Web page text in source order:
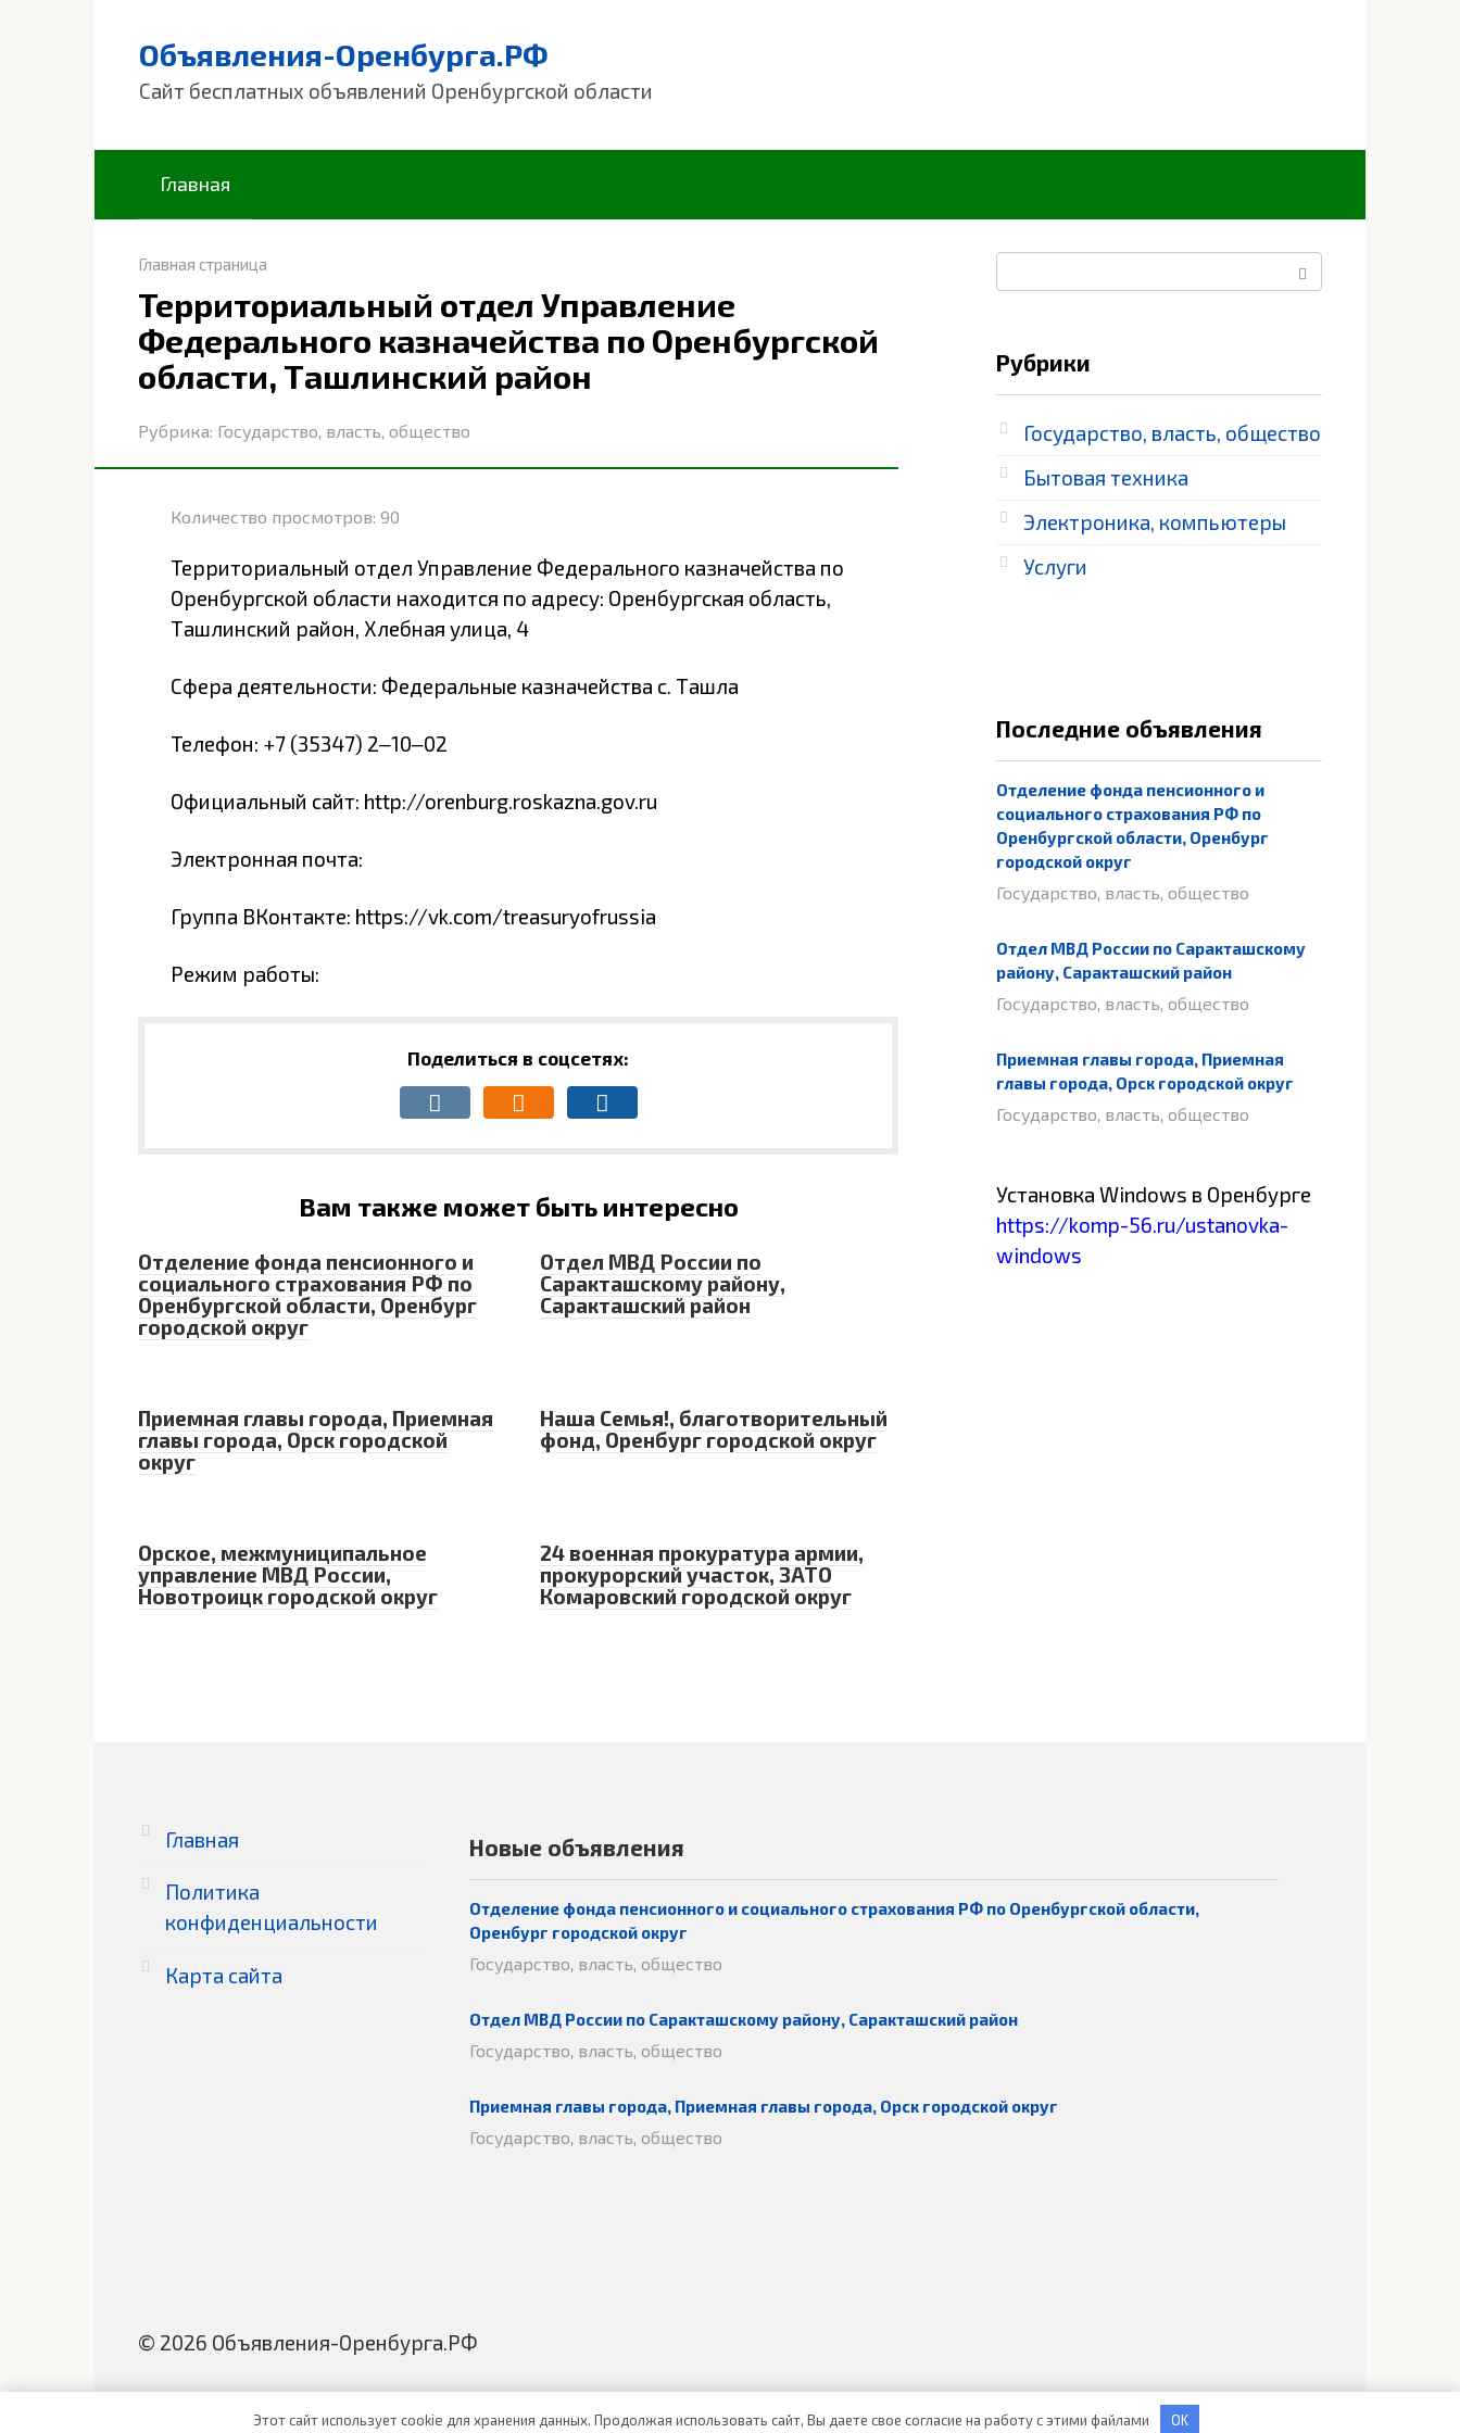
Объявления-Оренбурга.РФ
Сайт бесплатных объявлений Оренбургской области
Главная
Главная страница
Территориальный отдел Управление
Федерального казначейства по Оренбургской
области, Ташлинский район
Рубрика: Государство, власть, общество
Количество просмотров: 90
Территориальный отдел Управление Федерального казначейства по
Оренбургской области находится по адресу: Оренбургская область,
Ташлинский район, Хлебная улица, 4
Сфера деятельности: Федеральные казначейства с. Ташла
Телефон: +7 (35347) 2‒10‒02
Официальный сайт: http://orenburg.roskazna.gov.ru
Электронная почта:
Группа ВКонтакте: https://vk.com/treasuryofrussia
Режим работы:
Поделиться в соцсетях:
Вам также может быть интересно
Отделение фонда пенсионного и
социального страхования РФ по
Оренбургской области, Оренбург
городской округ
Отдел МВД России по
Саракташскому району,
Саракташский район
Приемная главы города, Приемная
главы города, Орск городской
округ
Наша Семья!, благотворительный
фонд, Оренбург городской округ
Орское, межмуниципальное
управление МВД России,
Новотроицк городской округ
24 военная прокуратура армии,
прокурорский участок, ЗАТО
Комаровский городской округ
Рубрики
Государство, власть, общество
Бытовая техника
Электроника, компьютеры
Услуги
Последние объявления
Отделение фонда пенсионного и
социального страхования РФ по
Оренбургской области, Оренбург
городской округ
Государство, власть, общество
Отдел МВД России по Саракташскому
району, Саракташский район
Государство, власть, общество
Приемная главы города, Приемная
главы города, Орск городской округ
Государство, власть, общество
Установка Windows в Оренбурге
https://komp-56.ru/ustanovka-
windows
Главная
Политика
конфиденциальности
Карта сайта
Новые объявления
Отделение фонда пенсионного и социального страхования РФ по Оренбургской области,
Оренбург городской округ
Государство, власть, общество
Отдел МВД России по Саракташскому району, Саракташский район
Государство, власть, общество
Приемная главы города, Приемная главы города, Орск городской округ
Государство, власть, общество
© 2026 Объявления-Оренбурга.РФ
Этот сайт использует cookie для хранения данных. Продолжая использовать сайт, Вы даете свое согласие на работу с этими файлами OK